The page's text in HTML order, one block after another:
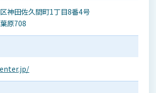
神田佐久間町1丁目8番4号
原708